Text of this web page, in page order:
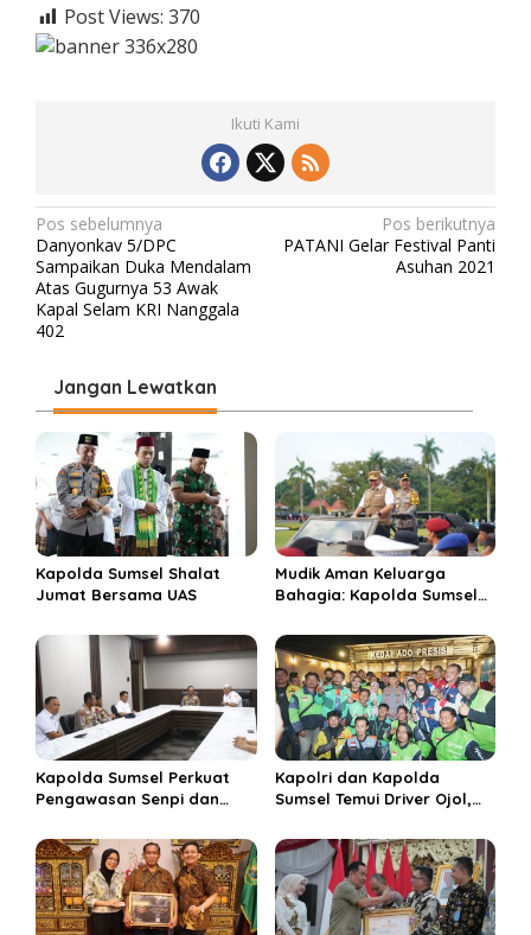
Post Views: 370
Ikuti Kami
N
a
v
i
a
s
i
p
o
s
Pos sebelumnya
Danyonkav 5/DPC
Sampaikan Duka Mendalam
Atas Gugurnya 53 Awak
Kapal Selam KRI Nanggala
402
Pos berikutnya
PATANI Gelar Festival Panti
Asuhan 2021
Jangan Lewatkan
Kapolda Sumsel Shalat
Jumat Bersama UAS
Mudik Aman Keluarga
Bahagia: Kapolda Sumsel
Musi 2026
Kapolda Sumsel Perkuat
Pengawasan Senpi dan
Menembak Nasional
Kapolri dan Kapolda
Sumsel Temui Driver Ojol,
Humanis Polri